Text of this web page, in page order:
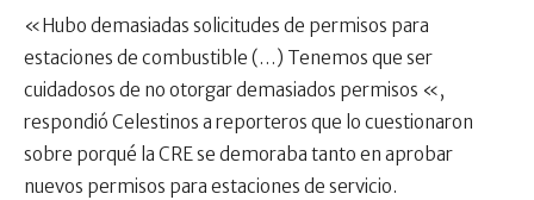
«Hubo demasiadas solicitudes de permisos para
estaciones de combustible (…) Tenemos que ser
cuidadosos de no otorgar demasiados permisos «,
respondió Celestinos a reporteros que lo cuestionaron
sobre porqué la CRE se demoraba tanto en aprobar
nuevos permisos para estaciones de servicio.